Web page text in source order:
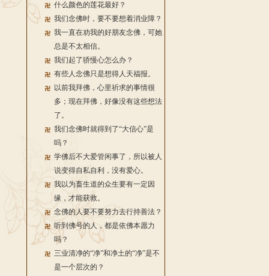
什么颜色的莲花最好？
我们念佛时，要不要想着消业障？
我一直在劝我的好朋友念佛，可她
总是不太相信。
我们起了骄慢心怎么办？
有些人念佛只是想得人天福报。
以前我拜佛，心里祈求的事情很
多；现在拜佛，好像没有这些想法
了。
我们念佛时就得到了“大信心”是
吗？
学佛后不大爱管闲事了，所以被人
说变得自私自利，没有爱心。
我以为畜生道的众生要有一定因
缘，才能获救。
念佛的人要不要努力去行持善法？
听到佛号的人，都是依佛本愿力
吗？
三业清净的“净”和净土的“净”是不
是一个层次的？